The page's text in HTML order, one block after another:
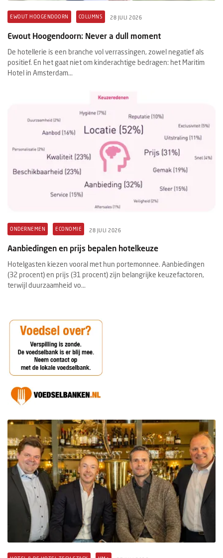
EWOUT HOOGENDOORN COLUMNS 28 JULI 2026
Ewout Hoogendoorn: Never a dull moment
De hotellerie is een branche vol verrassingen, zowel negatief als
positief. En het gaat niet om kinderachtige bedragen: het Maritim
Hotel in Amsterdam...
ONDERNEMEN ECONOMIE 28 JULI 2026
Aanbiedingen en prijs bepalen hotelkeuze
Hotelgasten kiezen vooral met hun portemonnee. Aanbiedingen
(32 procent) en prijs (31 procent) zijn belangrijke keuzefactoren,
terwijl duurzaamheid vo...